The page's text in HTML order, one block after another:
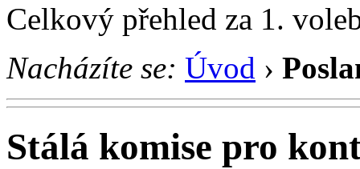
Celkový přehled za 1.
Nacházíte se: Úvod ›
Stálá komise pro